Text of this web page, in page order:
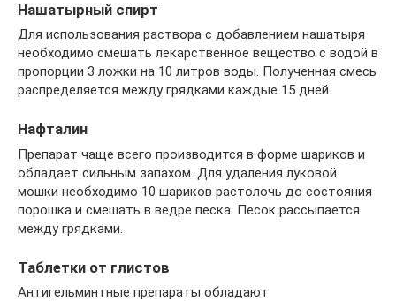
Нашатырный спирт
Для использования раствора с добавлением нашатыря
необходимо смешать лекарственное вещество с водой в
пропорции 3 ложки на 10 литров воды. Полученная смесь
распределяется между грядками каждые 15 дней.
Нафталин
Препарат чаще всего производится в форме шариков и
обладает сильным запахом. Для удаления луковой
мошки необходимо 10 шариков растолочь до состояния
порошка и смешать в ведре песка. Песок рассыпается
между грядками.
Таблетки от глистов
Антигельминтные препараты обладают